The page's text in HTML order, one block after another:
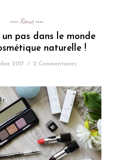
Revue
un pas dans le monde
naturelle !
2017 / 2 Commentaires